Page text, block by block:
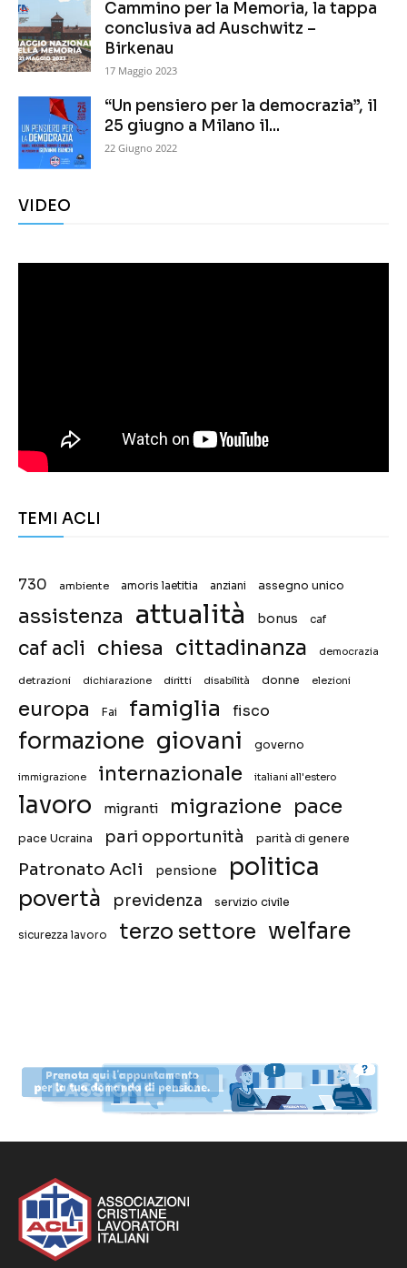
Cammino per la Memoria, la tappa
conclusiva ad Auschwitz –
Birkenau
17 Maggio 2023
“Un pensiero per la democrazia”, il
25 giugno a Milano il...
22 Giugno 2022
VIDEO
TEMI ACLI
730 ambiente amoris laetitia anziani assegno unico
assistenza attualità bonus caf
caf acli chiesa cittadinanza democrazia
detrazioni dichiarazione diritti disabilità donne elezioni
europa Fai famiglia fisco
formazione giovani governo
immigrazione internazionale italiani all'estero
lavoro migranti migrazione pace
pace Ucraina pari opportunità parità di genere
Patronato Acli pensione politica
povertà previdenza servizio civile
sicurezza lavoro terzo settore welfare